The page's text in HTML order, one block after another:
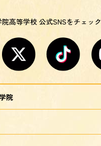
院高等学校 公式SNSをチェック
院